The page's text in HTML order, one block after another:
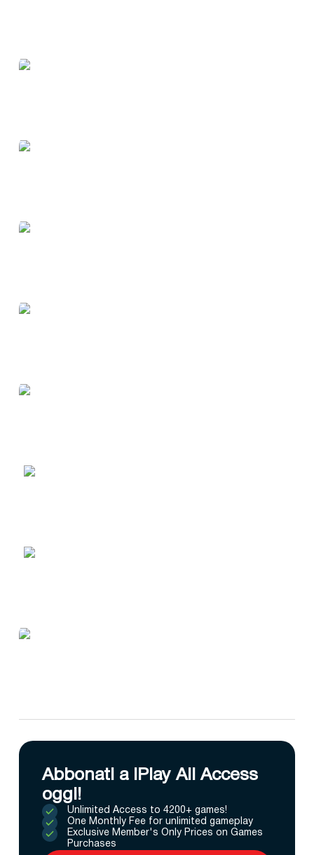
Abbonati a IPlay All Access
oggi!
Unlimited Access to 4200+ games!
One Monthly Fee for unlimited gameplay
Exclusive Member's Only Prices on Games
Purchases